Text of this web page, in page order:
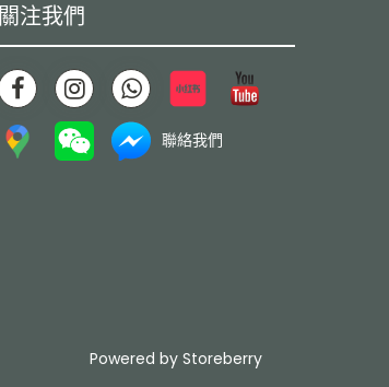
關注我們
聯絡我們
Powered by Storeberry